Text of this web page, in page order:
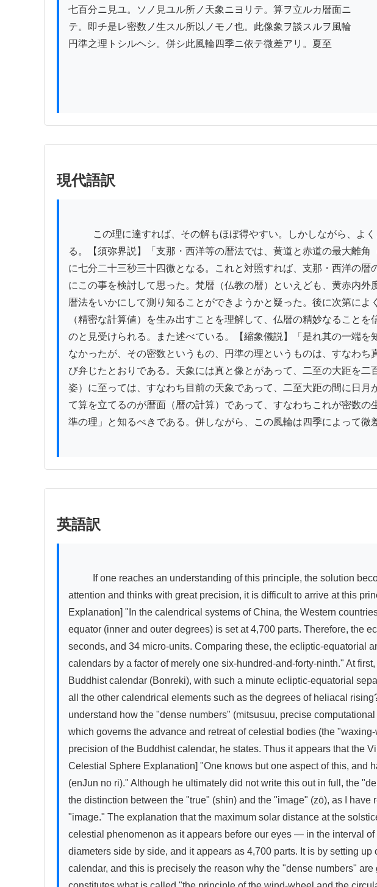
七百分ニ見ユ。ソノ見ユル所ノ天象ニヨリテ。算ヲ立ルカ暦面ニ
テ。即チ是レ密数ノ生スル所以ノモノ也。此像象ヲ談スルヲ風輪
円準之理トシルヘシ。併シ此風輪四季ニ依テ微差アリ。夏至
現代語訳
る。【須弥界説】「支那・西洋等の暦法では、黄道と赤道の最大離
に七分二十三秒三十四微となる。これと対照すれば、支那・西洋の
にこの事を検討して思った。梵暦（仏教の暦）といえども、黄赤内
暦法をいかにして測り知ることができようかと疑った。後に次第に
（精密な計算値）を生み出すことを理解して、仏暦の精妙なること
のと見受けられる。また述べている。【縮象儀説】「是れ其の一端
なかったが、その密数というもの、円準の理というものは、すなわ
び弁じたとおりである。天象には真と像とがあって、二至の大距を
姿）に至っては、すなわち目前の天象であって、二至大距の間に日
て算を立てるのが暦面（暦の計算）であって、すなわちこれが密数
準の理」と知るべきである。併しながら、この風輪は四季によって
英語訳
attention and thinks with great precision, it is difficult to arrive at this
Explanation] "In the calendrical systems of China, the Western
equator (inner and outer degrees) is set at 4,700 parts. Therefore, the
seconds, and 34 micro-units. Comparing these, the ecliptic-equatorial
calendars by a factor of merely one six-hundred-and-forty-ninth." At
Buddhist calendar (Bonreki), with such a minute ecliptic-equatorial
all the other calendrical elements such as the degrees of heliacal
understand how the "dense numbers" (mitsusuu, precise
which governs the advance and retreat of celestial bodies (the
precision of the Buddhist calendar, he states. Thus it appears that the
Celestial Sphere Explanation] "One knows but one aspect of this, and
(enJun no ri)." Although he ultimately did not write this out in full, the
the distinction between the "true" (shin) and the "image" (zō), as I
"image." The explanation that the maximum solar distance at the
celestial phenomenon as it appears before our eyes — in the interval
diameters side by side, and it appears as 4,700 parts. It is by setting
calendar, and this is precisely the reason why the "dense numbers"